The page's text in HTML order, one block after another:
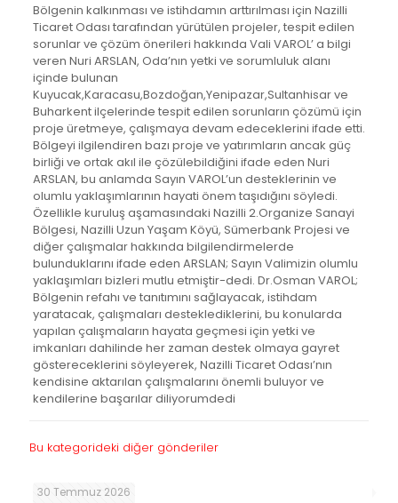
Bölgenin kalkınması ve istihdamın arttırılması için Nazilli
Ticaret Odası tarafından yürütülen projeler, tespit edilen
sorunlar ve çözüm önerileri hakkında Vali VAROL’ a bilgi
veren Nuri ARSLAN, Oda’nın yetki ve sorumluluk alanı
içinde bulunan
Kuyucak,Karacasu,Bozdoğan,Yenipazar,Sultanhisar ve
Buharkent ilçelerinde tespit edilen sorunların çözümü için
proje üretmeye, çalışmaya devam edeceklerini ifade etti.
Bölgeyi ilgilendiren bazı proje ve yatırımların ancak güç
birliği ve ortak akıl ile çözülebildiğini ifade eden Nuri
ARSLAN, bu anlamda Sayın VAROL’un desteklerinin ve
olumlu yaklaşımlarının hayati önem taşıdığını söyledi.
Özellikle kuruluş aşamasındaki Nazilli 2.Organize Sanayi
Bölgesi, Nazilli Uzun Yaşam Köyü, Sümerbank Projesi ve
diğer çalışmalar hakkında bilgilendirmelerde
bulunduklarını ifade eden ARSLAN; Sayın Valimizin olumlu
yaklaşımları bizleri mutlu etmiştir-dedi. Dr.Osman VAROL;
Bölgenin refahı ve tanıtımını sağlayacak, istihdam
yaratacak, çalışmaları desteklediklerini, bu konularda
yapılan çalışmaların hayata geçmesi için yetki ve
imkanları dahilinde her zaman destek olmaya gayret
göstereceklerini söyleyerek, Nazilli Ticaret Odası’nın
kendisine aktarılan çalışmalarını önemli buluyor ve
kendilerine başarılar diliyorumdedi
Bu kategorideki diğer gönderiler
30 Temmuz 2026